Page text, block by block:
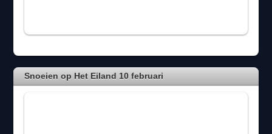
Snoeien op Het Eiland 10 februari